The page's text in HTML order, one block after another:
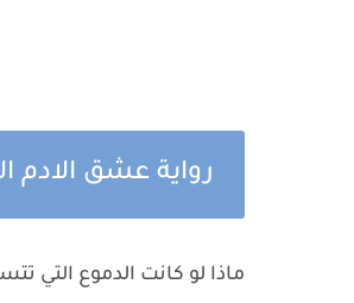
رواية عشق الادم
ماذا لو كانت الدموع التي